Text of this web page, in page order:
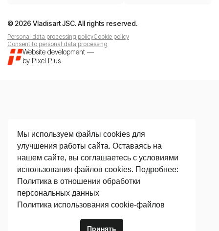
© 2026 Vladisart JSC. All rights reserved.
Personal data processing policyCookie policy
Consent to personal data processing
Website development —
by Pixel Plus
Мы используем файлы cookies для
улучшения работы сайта. Оставаясь на
нашем сайте, вы соглашаетесь с условиями
использования файлов cookies. Подробнее:
Политика в отношении обработки
персональных данных
Политика использования сookie-файлов
Принять